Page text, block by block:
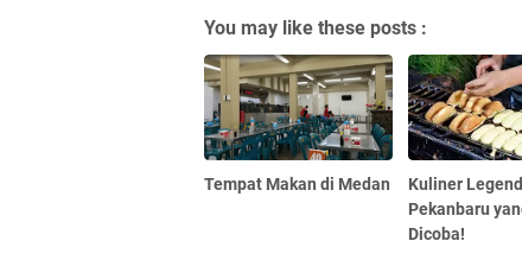
You may like these posts :
Tempat Makan di Medan
Kuliner
Pekanbaru
Dicoba!